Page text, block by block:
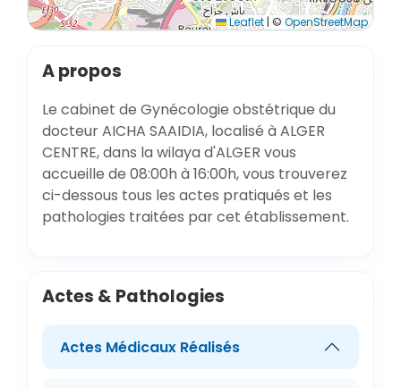
Leaflet | © OpenStreetMap
A propos
Le cabinet de Gynécologie obstétrique du
docteur AICHA SAAIDIA, localisé à ALGER
CENTRE, dans la wilaya d'ALGER vous
accueille de 08:00h à 16:00h, vous trouverez
ci-dessous tous les actes pratiqués et les
pathologies traitées par cet établissement.
Actes & Pathologies
Actes Médicaux Réalisés